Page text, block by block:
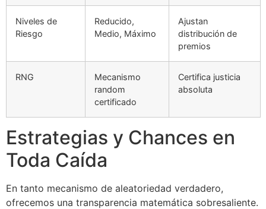
Niveles de
Riesgo
Reducido,
Medio, Máximo
Ajustan
distribución de
premios
RNG
Mecanismo
random
certificado
Certifica justicia
absoluta
Estrategias y Chances en
Toda Caída
En tanto mecanismo de aleatoriedad verdadero,
ofrecemos una transparencia matemática sobresaliente.